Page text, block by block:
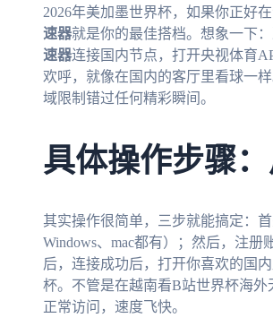
2026年美加墨世界杯，如果你正好
速器就是你的最佳搭档。想象一下
速器连接国内节点，打开央视体育
欢呼，就像在国内的客厅里看球一
域限制错过任何精彩瞬间。
具体操作步骤
其实操作很简单，三步就能搞定：
Windows、mac都有）；然后，注
后，连接成功后，打开你喜欢的国
杯。不管是在越南看B站世界杯海
正常访问，速度飞快。